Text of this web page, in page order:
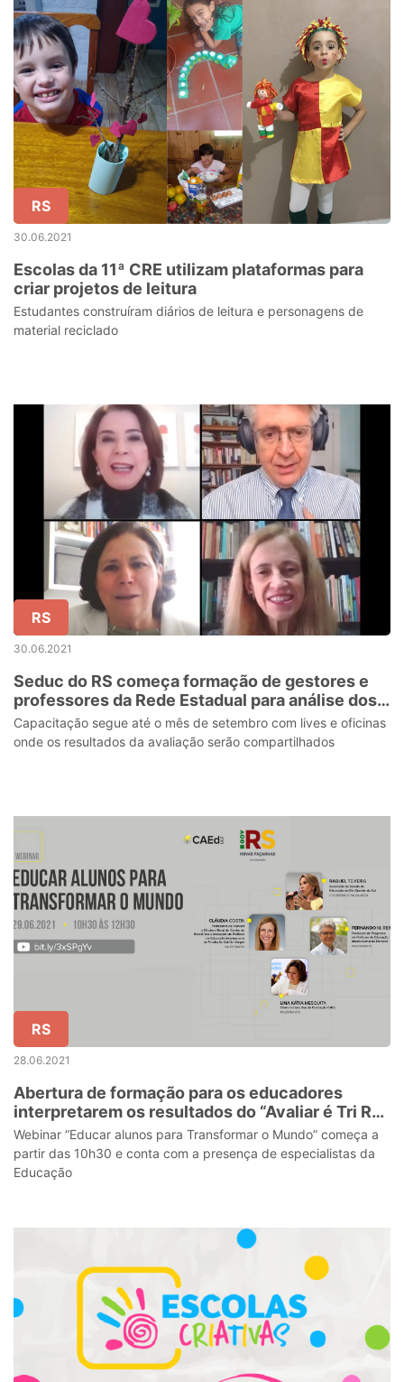
RS
30.06.2021
Escolas da 11ª CRE utilizam plataformas para
criar projetos de leitura
Estudantes construíram diários de leitura e personagens de
material reciclado
RS
30.06.2021
Seduc do RS começa formação de gestores e
professores da Rede Estadual para análise dos
resultados do “Avaliar é Tri RS”
Capacitação segue até o mês de setembro com lives e oficinas
onde os resultados da avaliação serão compartilhados
RS
28.06.2021
Abertura de formação para os educadores
interpretarem os resultados do “Avaliar é Tri RS"
ocorre nesta terça-feira (29)
Webinar “Educar alunos para Transformar o Mundo” começa a
partir das 10h30 e conta com a presença de especialistas da
Educação